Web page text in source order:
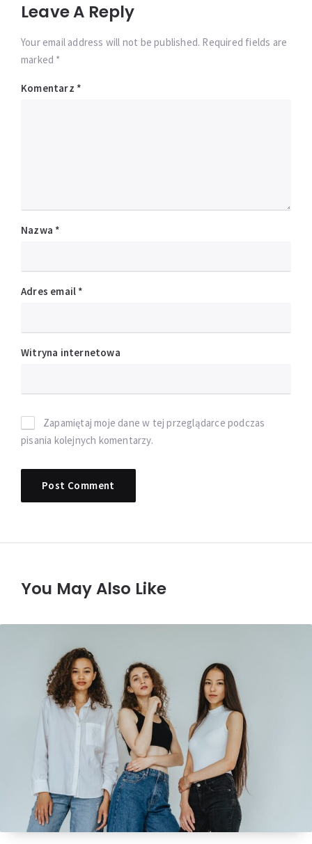
Leave A Reply
Your email address will not be published. Required fields are
marked *
Komentarz *
Nazwa *
Adres email *
Witryna internetowa
Zapamiętaj moje dane w tej przeglądarce podczas
pisania kolejnych komentarzy.
You May Also Like